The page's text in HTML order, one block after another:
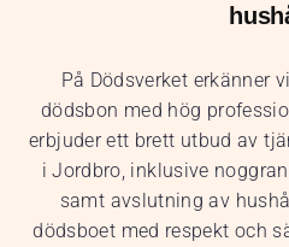
På Dödsverket erkänner
dödsbon med hög
erbjuder ett brett utbud av
i Jordbro, inklusive
samt avslutning av
dödsboet med respekt och